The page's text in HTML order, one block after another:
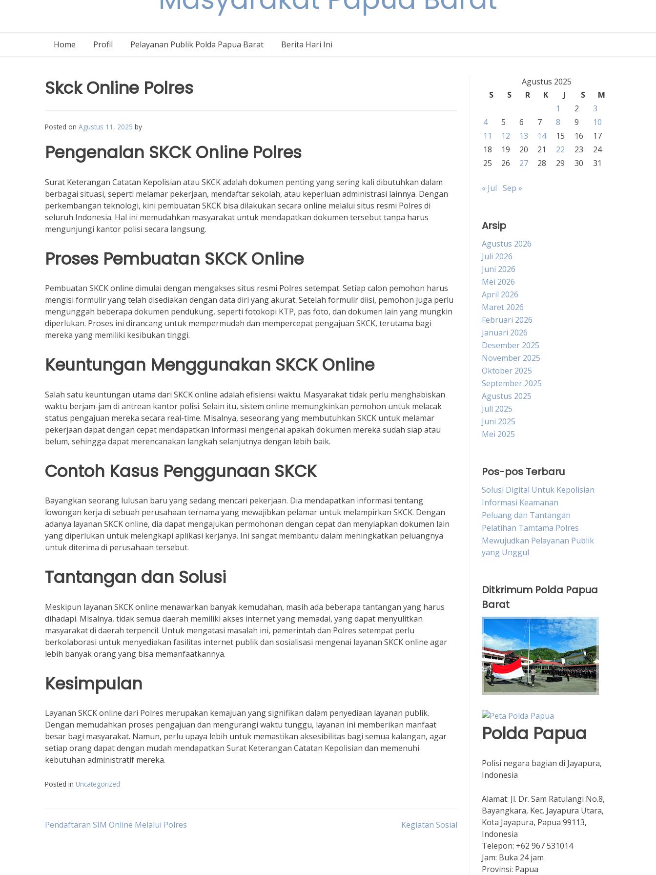
Home Profil Pelayanan Publik Polda Papua Barat Berita Hari Ini
Skck Online Polres
Posted on Agustus 11, 2025 by
Pengenalan SKCK Online Polres
Surat Keterangan Catatan Kepolisian atau SKCK adalah dokumen penting yang sering kali dibutuhkan dalam
berbagai situasi, seperti melamar pekerjaan, mendaftar sekolah, atau keperluan administrasi lainnya. Dengan
perkembangan teknologi, kini pembuatan SKCK bisa dilakukan secara online melalui situs resmi Polres di
seluruh Indonesia. Hal ini memudahkan masyarakat untuk mendapatkan dokumen tersebut tanpa harus
mengunjungi kantor polisi secara langsung.
Proses Pembuatan SKCK Online
Pembuatan SKCK online dimulai dengan mengakses situs resmi Polres setempat. Setiap calon pemohon harus
mengisi formulir yang telah disediakan dengan data diri yang akurat. Setelah formulir diisi, pemohon juga perlu
mengunggah beberapa dokumen pendukung, seperti fotokopi KTP, pas foto, dan dokumen lain yang mungkin
diperlukan. Proses ini dirancang untuk mempermudah dan mempercepat pengajuan SKCK, terutama bagi
mereka yang memiliki kesibukan tinggi.
Keuntungan Menggunakan SKCK Online
Salah satu keuntungan utama dari SKCK online adalah efisiensi waktu. Masyarakat tidak perlu menghabiskan
waktu berjam-jam di antrean kantor polisi. Selain itu, sistem online memungkinkan pemohon untuk melacak
status pengajuan mereka secara real-time. Misalnya, seseorang yang membutuhkan SKCK untuk melamar
pekerjaan dapat dengan cepat mendapatkan informasi mengenai apakah dokumen mereka sudah siap atau
belum, sehingga dapat merencanakan langkah selanjutnya dengan lebih baik.
Contoh Kasus Penggunaan SKCK
Bayangkan seorang lulusan baru yang sedang mencari pekerjaan. Dia mendapatkan informasi tentang
lowongan kerja di sebuah perusahaan ternama yang mewajibkan pelamar untuk melampirkan SKCK. Dengan
adanya layanan SKCK online, dia dapat mengajukan permohonan dengan cepat dan menyiapkan dokumen lain
yang diperlukan untuk melengkapi aplikasi kerjanya. Ini sangat membantu dalam meningkatkan peluangnya
untuk diterima di perusahaan tersebut.
Tantangan dan Solusi
Meskipun layanan SKCK online menawarkan banyak kemudahan, masih ada beberapa tantangan yang harus
dihadapi. Misalnya, tidak semua daerah memiliki akses internet yang memadai, yang dapat menyulitkan
masyarakat di daerah terpencil. Untuk mengatasi masalah ini, pemerintah dan Polres setempat perlu
berkolaborasi untuk menyediakan fasilitas internet publik dan sosialisasi mengenai layanan SKCK online agar
lebih banyak orang yang bisa memanfaatkannya.
Kesimpulan
Layanan SKCK online dari Polres merupakan kemajuan yang signifikan dalam penyediaan layanan publik.
Dengan memudahkan proses pengajuan dan mengurangi waktu tunggu, layanan ini memberikan manfaat
besar bagi masyarakat. Namun, perlu upaya lebih untuk memastikan aksesibilitas bagi semua kalangan, agar
setiap orang dapat dengan mudah mendapatkan Surat Keterangan Catatan Kepolisian dan memenuhi
kebutuhan administratif mereka.
Posted in Uncategorized
Navigasi
Pendaftaran SIM Online Melalui Polres Kegiatan Sosial
Agustus 2025
S
S R K J S
M
1
2
3
4
5 6 7 8 9
10
11
12 13 14 15 16
17
18
19 20 21 22 23
24
25
26 27 28 29 30 31
« Jul Sep »
Arsip
Agustus 2026
Juli 2026
Juni 2026
Mei 2026
April 2026
Maret 2026
Februari 2026
Januari 2026
Desember 2025
November 2025
Oktober 2025
September 2025
Agustus 2025
Juli 2025
Juni 2025
Mei 2025
Pos-pos Terbaru
Solusi Digital Untuk Kepolisian
Informasi Keamanan
Peluang dan Tantangan
Pelatihan Tamtama Polres
Mewujudkan Pelayanan Publik
yang Unggul
Ditkrimum Polda Papua
Barat
Polda Papua
Polisi negara bagian di Jayapura,
Indonesia
Alamat: Jl. Dr. Sam Ratulangi No.8,
Bayangkara, Kec. Jayapura Utara,
Kota Jayapura, Papua 99113,
Indonesia
Telepon: +62 967 531014
Jam: Buka 24 jam
Provinsi: Papua